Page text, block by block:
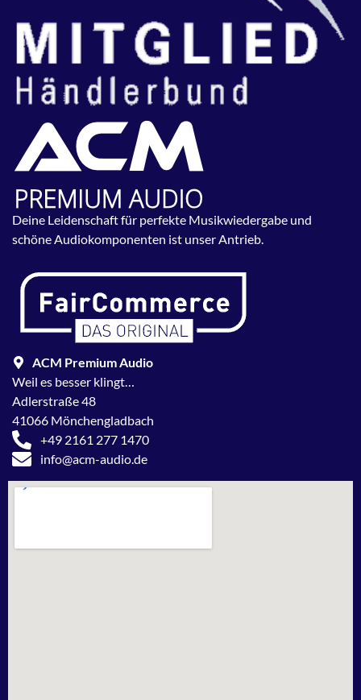
Deine Leidenschaft für perfekte Musikwiedergabe und
schöne Audiokomponenten ist unser Antrieb.
ACM Premium Audio
Weil es besser klingt…
Adlerstraße 48
41066 Mönchengladbach
+49 2161 277 1470
info@acm-audio.de